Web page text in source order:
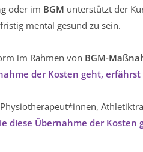
oder im BGM unterstützt der
mental gesund zu sein.
im Rahmen von BGM-
der Kosten geht, erfährst
Physiotherapeut*innen,
diese Übernahme der Kosten